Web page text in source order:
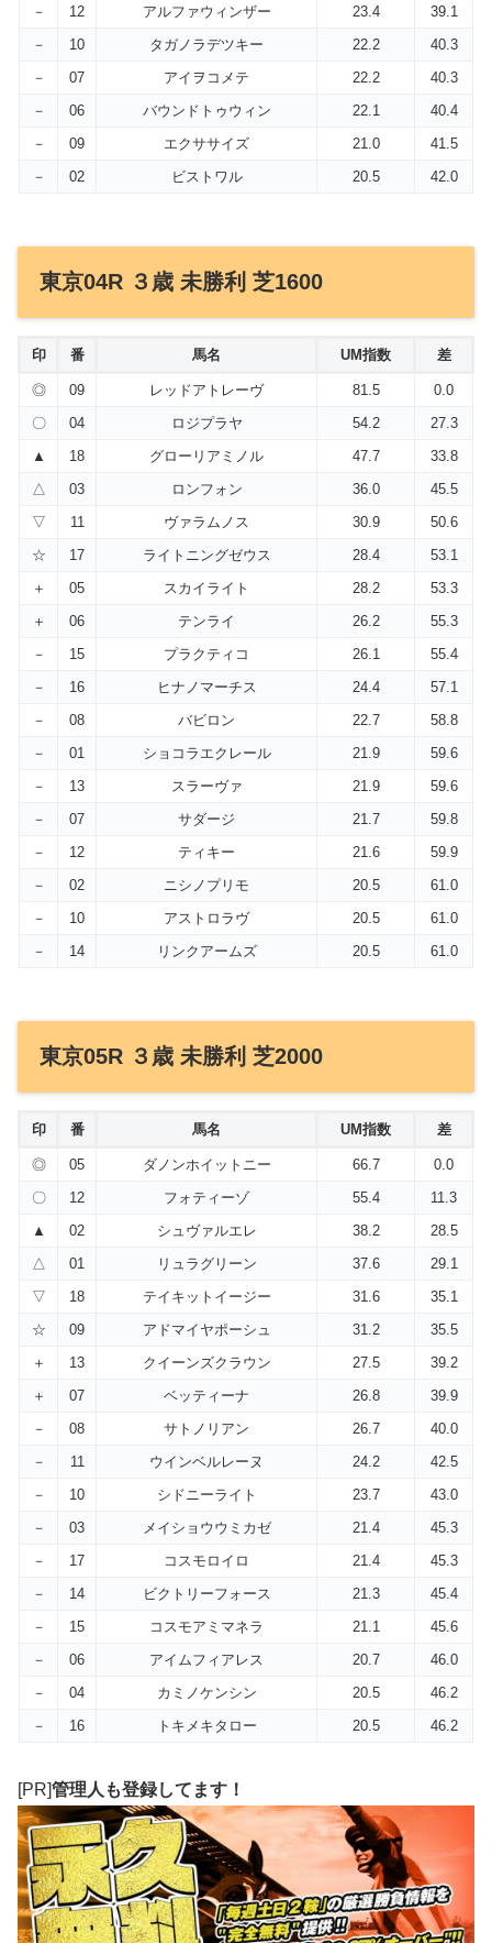
－ 12 アルファウィンザー 23.4
39.1
－
10 タガノラデツキー 22.2
40.3
－
07 アイヲコメテ 22.2
40.3
－
06 バウンドトゥウィン 22.1
40.4
－
09 エクササイズ 21.0
41.5
－
02 ビストワル 20.5 42.0
東京04R ３歳 未勝利 芝1600
印 番 馬名 UM指数 差
◎ 09 レッドアトレーヴ 81.5
0.0
〇
04 ロジプラヤ 54.2
27.3
▲
18 グローリアミノル 47.7
33.8
△
03 ロンフォン 36.0
45.5
▽
11 ヴァラムノス 30.9
50.6
☆
17 ライトニングゼウス 28.4
53.1
＋
05 スカイライト 28.2
53.3
＋
06 テンライ 26.2
55.3
－
15 プラクティコ 26.1
55.4
－
16 ヒナノマーチス 24.4
57.1
－
08 バビロン 22.7
58.8
－
01 ショコラエクレール 21.9
59.6
－
13 スラーヴァ 21.9
59.6
－
07 サダージ 21.7
59.8
－
12 ティキー 21.6
59.9
－
02 ニシノプリモ 20.5
61.0
－
10 アストロラヴ 20.5
61.0
－
14 リンクアームズ 20.5 61.0
東京05R ３歳 未勝利 芝2000
印 番 馬名 UM指数 差
◎ 05 ダノンホイットニー 66.7
0.0
〇
12 フォティーゾ 55.4
11.3
▲
02 シュヴァルエレ 38.2
28.5
△
01 リュラグリーン 37.6
29.1
▽
18 テイキットイージー 31.6
35.1
☆
09 アドマイヤポーシュ 31.2
35.5
＋
13 クイーンズクラウン 27.5
39.2
＋
07 ベッティーナ 26.8
39.9
－
08 サトノリアン 26.7
40.0
－
11 ウインベルレーヌ 24.2
42.5
－
10 シドニーライト 23.7
43.0
－
03 メイショウウミカゼ 21.4
45.3
－
17 コスモロイロ 21.4
45.3
－
14 ビクトリーフォース 21.3
45.4
－
15 コスモアミマネラ 21.1
45.6
－
06 アイムフィアレス 20.7
46.0
－
04 カミノケンシン 20.5
46.2
－
16 トキメキタロー 20.5 46.2
[PR]管理人も登録してます！